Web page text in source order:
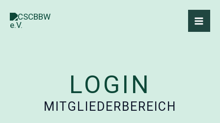
Inhalt
LOGIN
MITGLIEDERBEREICH